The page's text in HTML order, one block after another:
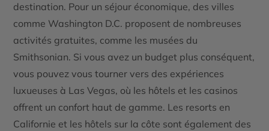
destination. Pour un séjour économique, des villes
comme Washington D.C. proposent de nombreuses
activités gratuites, comme les musées du
Smithsonian. Si vous avez un budget plus conséquent,
vous pouvez vous tourner vers des expériences
luxueuses à Las Vegas, où les hôtels et les casinos
offrent un confort haut de gamme. Les resorts en
Californie et les hôtels sur la côte sont également des